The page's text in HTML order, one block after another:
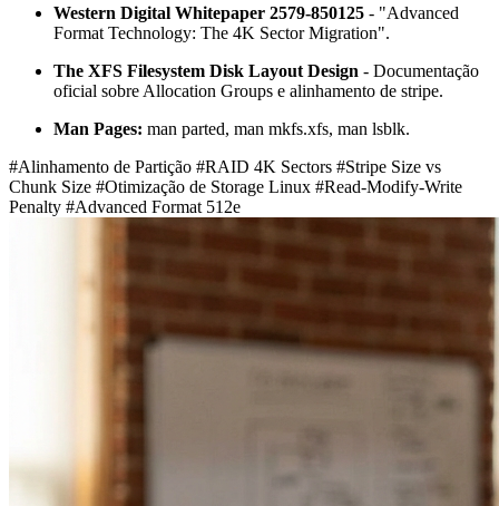
Western Digital Whitepaper 2579-850125 - "Advanced
Format Technology: The 4K Sector Migration".
The XFS Filesystem Disk Layout Design - Documentação
oficial sobre Allocation Groups e alinhamento de stripe.
Man Pages: man parted, man mkfs.xfs, man lsblk.
#Alinhamento de Partição #RAID 4K Sectors #Stripe Size vs
Chunk Size #Otimização de Storage Linux #Read-Modify-Write
Penalty #Advanced Format 512e